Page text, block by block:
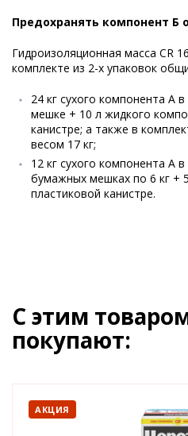
Предохранять компонент Б
Гидроизоляционная масса CR
комплекте из 2-х упаковок
24 кг сухого компонента А
мешке + 10 л жидкого
канистре; а также в
весом 17 кг;
12 кг сухого компонента А
бумажных мешках по 6 кг +
пластиковой канистре.
С этим
покупают:
АКЦИЯ